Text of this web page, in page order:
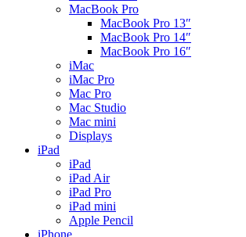
MacBook Pro
MacBook Pro 13″
MacBook Pro 14″
MacBook Pro 16″
iMac
iMac Pro
Mac Pro
Mac Studio
Mac mini
Displays
iPad
iPad
iPad Air
iPad Pro
iPad mini
Apple Pencil
iPhone